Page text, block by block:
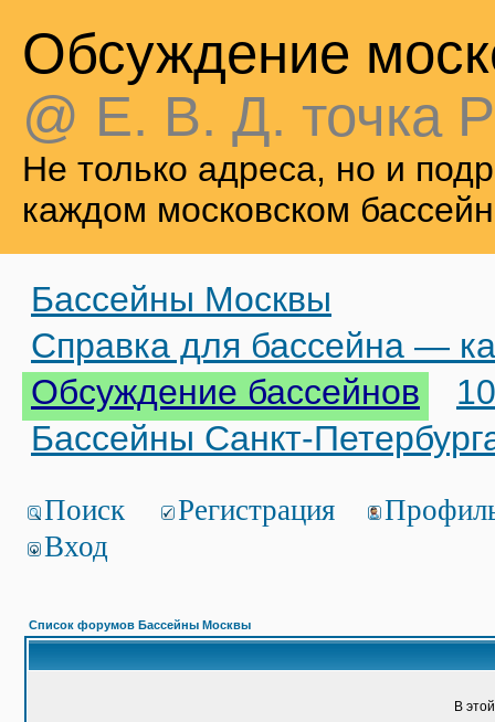
Обсуждение
@ Е. В. Д. точка
Не только адреса, но и
каждом московском
Бассейны Москвы
Справка для бассейна —
Обсуждение бассейнов
Бассейны Санкт-
Поиск Регистрация
Вход
Список форумов Бассейны Москвы
В